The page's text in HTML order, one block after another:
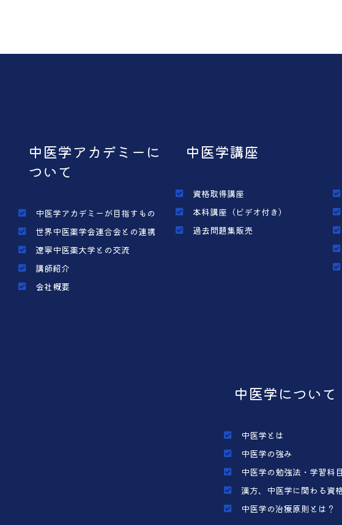
中医学アカデミーに
ついて
中医学アカデミーが目指すもの
世界中医薬学会連合会との連携
遼寧中医薬大学との交流
講師紹介
会社概要
中医学講座
資格取得講座
本科講座（ビデオ付き）
過去問題集販売
中医学について
中医学とは
中医学の強み
中医学の勉強法・学習科目
漢方、中医学に関わる資
中医学の治療原則とは？